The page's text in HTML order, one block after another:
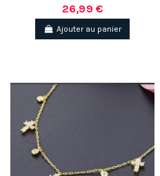
26,99 €
Ajouter au panier